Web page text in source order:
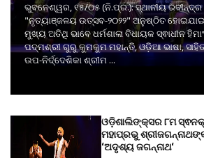
ଭୁବନେଶ୍ୱର, ୧୫/୦୫ (ନି.ପ୍ର.): ସ୍ଥାନୀୟ
"ନୃତ୍ୟାଞ୍ଜଳୟ ଉତ୍ସବ-୨୦୨୨" ଅନୁଷ୍ଠିତ
ମୁଖ୍ୟ ଅତିଥି ଭାବେ ଧର୍ମଶାଳା ବିଧାୟକ ସ୍ଵାଧୀନ
ପଦ୍ମଶ୍ରୀ ଗୁରୁ କୁମକୁମ ମହାନ୍ତି, ଓଡ଼ିଆ ଭାଷା,
ଉପ-ନିର୍ଦ୍ଦେଶିକା ଶ୍ରୀମ ...
ଓଡ଼ିଶାଲିଙ୍କ୍ସର ୮ମ
ମହାପ୍ରଭୁ
‘ଅଦୃଶ୍ୟ ଜଗନ୍ନାଥ‘